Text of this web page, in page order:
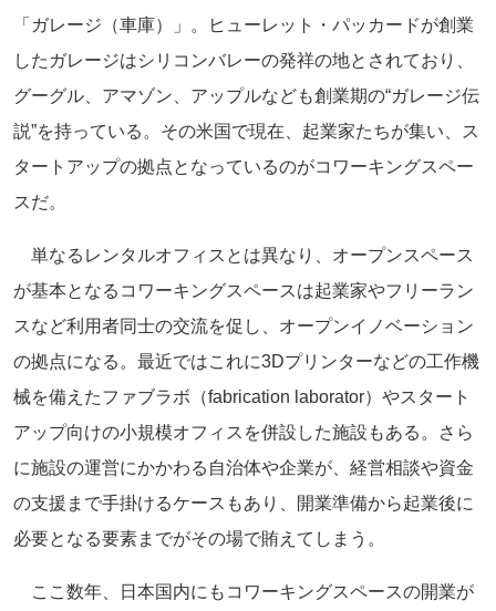
「ガレージ（車庫）」。ヒューレット・パッカードが創業
したガレージはシリコンバレーの発祥の地とされており、
グーグル、アマゾン、アップルなども創業期の“ガレージ伝
説”を持っている。その米国で現在、起業家たちが集い、ス
タートアップの拠点となっているのがコワーキングスペー
スだ。
単なるレンタルオフィスとは異なり、オープンスペース
が基本となるコワーキングスペースは起業家やフリーラン
スなど利用者同士の交流を促し、オープンイノベーション
の拠点になる。最近ではこれに3Dプリンターなどの工作機
械を備えたファブラボ（fabrication laborator）やスタート
アップ向けの小規模オフィスを併設した施設もある。さら
に施設の運営にかかわる自治体や企業が、経営相談や資金
の支援まで手掛けるケースもあり、開業準備から起業後に
必要となる要素までがその場で賄えてしまう。
ここ数年、日本国内にもコワーキングスペースの開業が